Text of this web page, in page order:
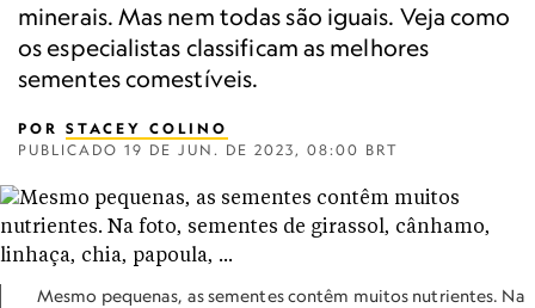
minerais. Mas nem todas são iguais. Veja como
os especialistas classificam as melhores
sementes comestíveis.
POR STACEY COLINO
PUBLICADO 19 DE JUN. DE 2023, 08:00 BRT
Mesmo pequenas, as sementes contêm muitos nutrientes. Na